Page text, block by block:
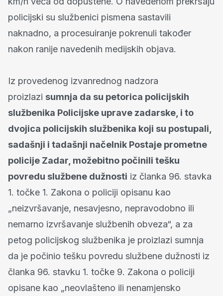
policijski su službenici pismena sastavili
naknadno, a procesuiranje pokrenuli također
nakon ranije navedenih medijskih objava.
Iz provedenog izvanrednog nadzora
proizlazi sumnja da su petorica policijskih
službenika Policijske uprave zadarske, i to
dvojica policijskih službenika koji su postupali,
sadašnji i tadašnji načelnik Postaje prometne
policije Zadar, možebitno počinili tešku
povredu službene dužnosti iz članka 96. stavka
1. točke 1. Zakona o policiji opisanu kao
„neizvršavanje, nesavjesno, nepravodobno ili
nemarno izvršavanje službenih obveza“, a za
petog policijskog službenika je proizlazi sumnja
da je počinio tešku povredu službene dužnosti iz
članka 96. stavku 1. točke 9. Zakona o policiji
opisane kao „neovlašteno ili nenamjensko